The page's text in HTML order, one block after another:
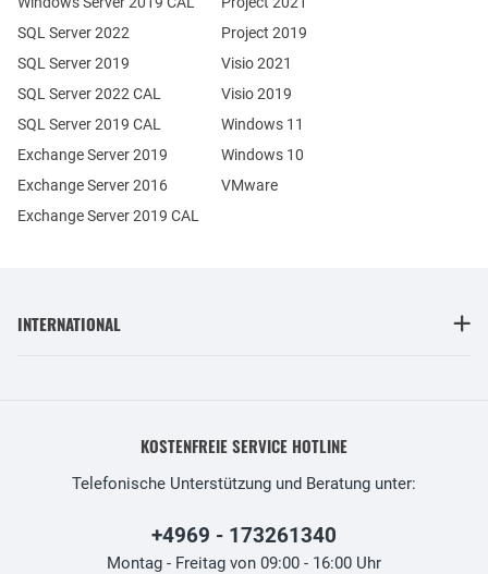
Exchange Server 2019
Exchange Server 2016
SQL Server 2022
SQL Server 2019
SQL Server 2022 CAL
SQL Server 2019 CAL
Exchange Server 2019 CAL
Project 2019
Visio 2021
Visio 2019
Windows 11
Windows 10
VMware
INTERNATIONAL
KOSTENFREIE SERVICE HOTLINE
Telefonische Unterstützung und Beratung unter:
+4969 - 173261340
Montag - Freitag von 09:00 - 16:00 Uhr